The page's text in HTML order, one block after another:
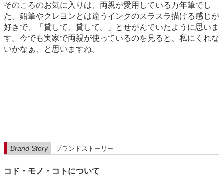
そのころのお気に入りは、両親が愛用している万年筆でし
た。鉛筆やクレヨンとは違うインクのスラスラ描ける感じが
好きで、「貸して、貸して。」とせがんでいたように思いま
す。今でも実家で両親が使っているのを見ると、私にくれな
いかなぁ、と思いますね。
Brand Story ブランドストーリー
コド・モノ・コトについて